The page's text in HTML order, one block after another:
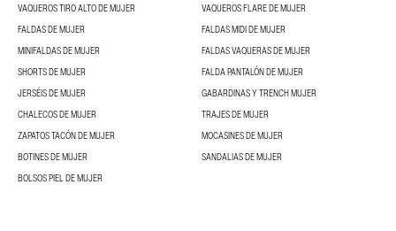
VAQUEROS TIRO ALTO DE MUJER
VAQUEROS FLARE DE MUJER
FALDAS DE MUJER
FALDAS MIDI DE MUJER
MINIFALDAS DE MUJER
FALDAS VAQUERAS DE MUJER
SHORTS DE MUJER
FALDA PANTALÓN DE MUJER
JERSÉIS DE MUJER
GABARDINAS Y TRENCH MUJER
CHALECOS DE MUJER
TRAJES DE MUJER
ZAPATOS TACÓN DE MUJER
MOCASINES DE MUJER
BOTINES DE MUJER
SANDALIAS DE MUJER
BOLSOS PIEL DE MUJER